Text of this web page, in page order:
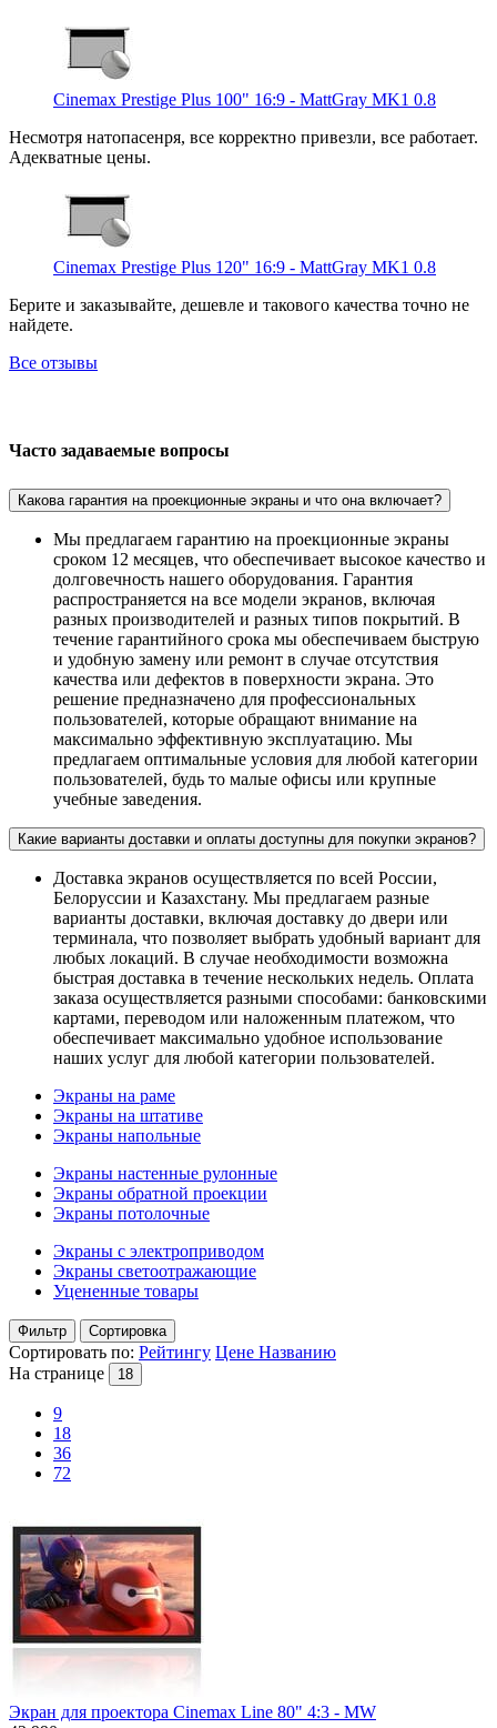
Cinemax Prestige Plus 100" 16:9 - MattGray MK1 0.8
Несмотря натопасенря, все корректно привезли, все работает.
Адекватные цены.
Cinemax Prestige Plus 120" 16:9 - MattGray MK1 0.8
Берите и заказывайте, дешевле и такового качества точно не
найдете.
Все отзывы
Часто задаваемые вопросы
Какова гарантия на проекционные экраны и что она включает?
Мы предлагаем гарантию на проекционные экраны
сроком 12 месяцев, что обеспечивает высокое качество и
долговечность нашего оборудования. Гарантия
распространяется на все модели экранов, включая
разных производителей и разных типов покрытий. В
течение гарантийного срока мы обеспечиваем быструю
и удобную замену или ремонт в случае отсутствия
качества или дефектов в поверхности экрана. Это
решение предназначено для профессиональных
пользователей, которые обращают внимание на
максимально эффективную эксплуатацию. Мы
предлагаем оптимальные условия для любой категории
пользователей, будь то малые офисы или крупные
учебные заведения.
Какие варианты доставки и оплаты доступны для покупки экранов?
Доставка экранов осуществляется по всей России,
Белоруссии и Казахстану. Мы предлагаем разные
варианты доставки, включая доставку до двери или
терминала, что позволяет выбрать удобный вариант для
любых локаций. В случае необходимости возможна
быстрая доставка в течение нескольких недель. Оплата
заказа осуществляется разными способами: банковскими
картами, переводом или наложенным платежом, что
обеспечивает максимально удобное использование
наших услуг для любой категории пользователей.
Экраны на раме
Экраны на штативе
Экраны напольные
Экраны настенные рулонные
Экраны обратной проекции
Экраны потолочные
Экраны с электроприводом
Экраны светоотражающие
Уцененные товары
Фильтр Сортировка
Сортировать по: Рейтингу Цене Названию
На странице
18
9
18
36
72
Экран для проектора Cinemax Line 80" 4:3 - MW